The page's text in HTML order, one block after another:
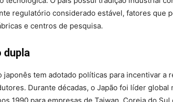
regulatório considerado estável, fatores que
e centros de pesquisa.
dupla
japonês tem adotado políticas para incentivar a
Durante décadas, o Japão foi líder global